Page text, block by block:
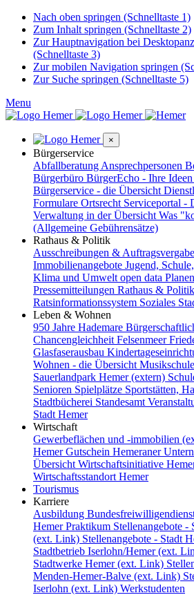
Nach oben springen (Schnelltaste 1)
Zum Inhalt springen (Schnelltaste 2)
Zur Hauptnavigation bei
(Schnelltaste 3)
Zur mobilen Navigation springen
Zur Suche springen (Schnelltaste 5)
Menu
×
Bürgerservice
Abfallberatung Ansprechpersonen
Bürgerbüro BürgerEcho - Ihre
Bürgerservice - die Übersicht
Formulare Ortsrecht Serviceportal -
Verwaltung in der Übersicht Was
(Allgemeine Gebührensätze)
Rathaus & Politik
Ausschreibungen &
Immobilienangebote Jugend,
Klima und Umwelt open data
Pressemitteilungen Rathaus &
Ratsinformationssystem Soziales
Leben & Wohnen
950 Jahre Hademare
Chancengleichheit Felsenmeer
Glasfaserausbau
Wohnen - die Übersicht Musikschule
Sauerlandpark Hemer (extern)
Senioren Spielplätze Sportstätten,
Stadtbücherei Standesamt
Stadt Hemer
Wirtschaft
Gewerbeflächen und -immobilien
Hemer Gutschein Hemeraner
Übersicht Wirtschaftsinitiative
Wirtschaftsstandort Hemer
Tourismus
Karriere
Ausbildung
HemerPraktikum Stellenangebote -
(ext. Link) Stellenangebote - Stadt
Stadtbetrieb Iserlohn/Hemer (ext.
Stadtwerke Hemer (ext. Link)
Menden-Hemer-Balve (ext. Link)
Iserlohn (ext. Link) Werkstudenten